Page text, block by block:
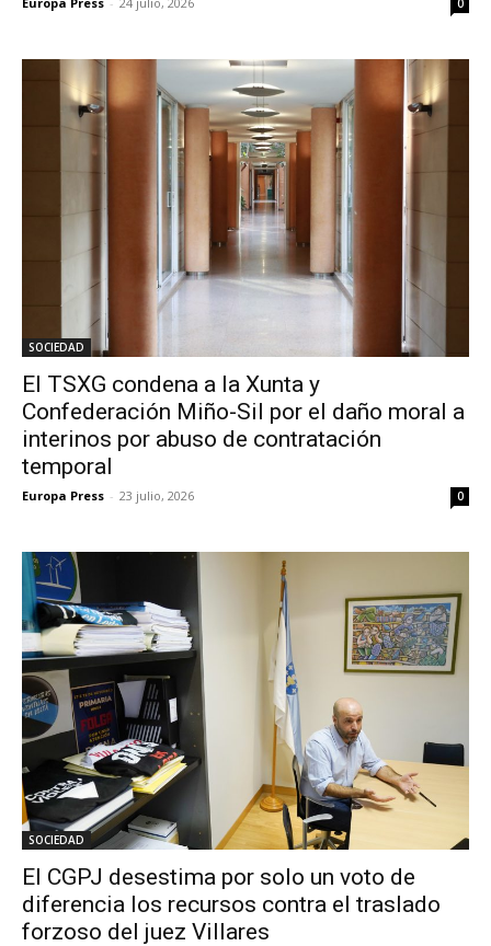
SOCIEDAD
El TSXG condena a la Xunta y
Confederación Miño-Sil por el daño moral a
interinos por abuso de contratación
temporal
Europa Press - 23 julio, 2026 0
SOCIEDAD
El CGPJ desestima por solo un voto de
diferencia los recursos contra el traslado
forzoso del juez Villares